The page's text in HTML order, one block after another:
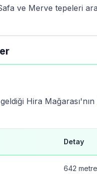
ve Merve tepeleri
Hira Mağarası'nın
Detay
642 metre